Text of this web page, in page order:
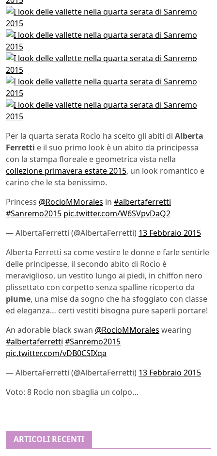
Per la quarta serata Rocìo ha scelto gli abiti di Alberta
Ferretti e il suo primo look è un abito da principessa
con la stampa floreale e geometrica vista nella
collezione primavera estate 2015, un look romantico e
carino che le sta benissimo.
Princess @RocioMMorales in #albertaferretti
#Sanremo2015 pic.twitter.com/W6SVpvDaQ2
— AlbertaFerretti (@AlbertaFerretti) 13 Febbraio 2015
Alberta Ferretti sa come vestire le donne e farle sentirle
delle principesse, il secondo abito di Rocìo è
meraviglioso, un vestito lungo ai piedi, in chiffon nero
plissettato con corpetto senza spalline ricoperto da
piume, una mise da sogno che ha sfoggiato con classe
ed eleganza… certi vestiti bisogna pure saperli portare!
An adorable black swan @RocioMMorales wearing
#albertaferretti #Sanremo2015
pic.twitter.com/vDB0CSIXqa
— AlbertaFerretti (@AlbertaFerretti) 13 Febbraio 2015
Voto: 8 Rocìo non sbaglia un colpo…
ARTICOLI RECENTI